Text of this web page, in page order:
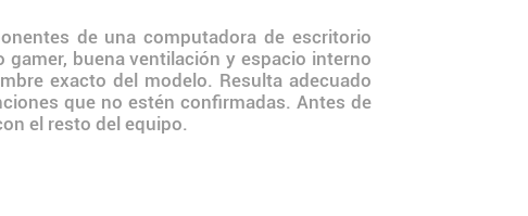
de una computadora de escritorio
buena ventilación y espacio interno
exacto del modelo. Resulta adecuado
que no estén confirmadas. Antes de
el resto del equipo.